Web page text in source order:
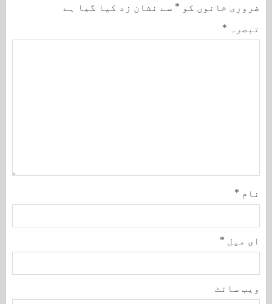
ضروری خانوں کو * سے نشان زد کیا گیا ہے
تبصرہ *
نام *
ای میل *
ویب‌ سائٹ